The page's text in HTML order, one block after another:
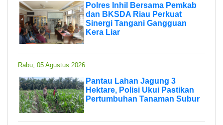
Polres Inhil Bersama Pemkab
dan BKSDA Riau Perkuat
Sinergi Tangani Gangguan
Kera Liar
Rabu, 05 Agustus 2026
Pantau Lahan Jagung 3
Hektare, Polisi Ukui Pastikan
Pertumbuhan Tanaman Subur